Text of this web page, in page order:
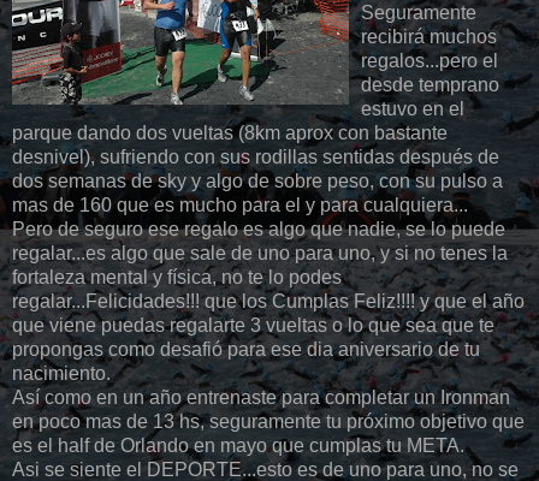
Seguramente
recibirá muchos
regalos...pero el
desde temprano
estuvo en el
parque dando dos vueltas (8km aprox con bastante
desnivel), sufriendo con sus rodillas sentidas después de
dos semanas de sky y algo de sobre peso, con su pulso a
mas de 160 que es mucho para el y para cualquiera...
Pero de seguro ese regalo es algo que nadie, se lo puede
regalar...es algo que sale de uno para uno, y si no tenes la
fortaleza mental y física, no te lo podes
regalar...Felicidades!!! que los Cumplas Feliz!!!! y que el año
que viene puedas regalarte 3 vueltas o lo que sea que te
propongas como desafió para ese dia aniversario de tu
nacimiento.
Así como en un año entrenaste para completar un Ironman
en poco mas de 13 hs, seguramente tu próximo objetivo que
es el half de Orlando en mayo que cumplas tu META.
Asi se siente el DEPORTE...esto es de uno para uno, no se